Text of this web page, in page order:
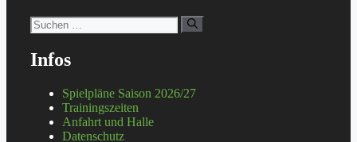
Suchen
nach:
Infos
Spielpläne Saison 2026/27
Trainingszeiten
Anfahrt und Halle
Datenschutz